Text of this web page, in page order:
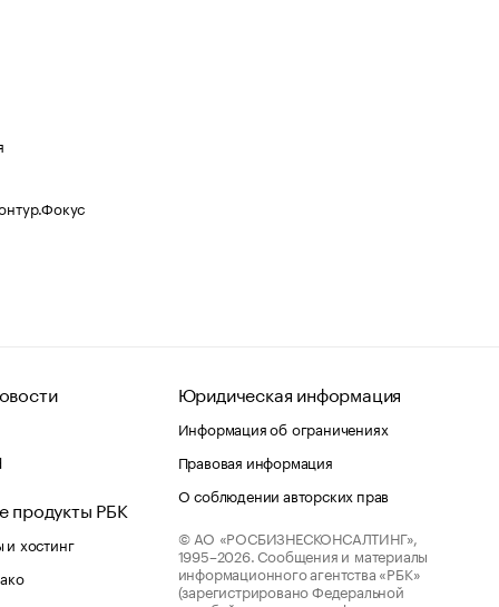
продукты РБК
хостинг
Юридическая информация
Информация об ограничениях
Правовая информация
О соблюдении авторских прав
© АО «РОСБИЗНЕСКОНСАЛТИНГ»,
1995–2026. Сообщения и материалы
информационного агентства «РБК»
(зарегистрировано Федеральной